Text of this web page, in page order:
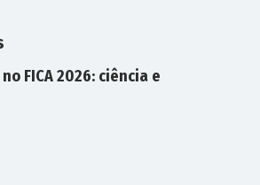
no FICA 2026: ciência e